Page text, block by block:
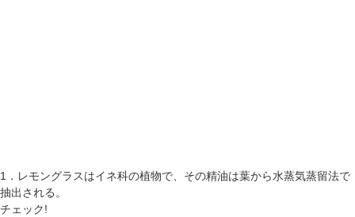
1．レモングラスはイネ科の植物で、その精油は葉から水蒸気蒸留法で
抽出される。
チェック!